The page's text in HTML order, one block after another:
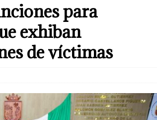
para
exhiban
de víctimas